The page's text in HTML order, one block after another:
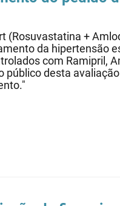
(Rosuvastatina +
da hipertensão
com Ramipril,
público desta